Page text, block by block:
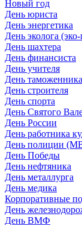
Новый год
День юриста
День энергетика
День эколога
День шахтера
День финансиста
День учителя
День таможенника
День строителя
День спорта
День Святого
День России
День работника
День полиции
День Победы
День нефтяника
День металлурга
День медика
Корпоративные
День
День ВМФ